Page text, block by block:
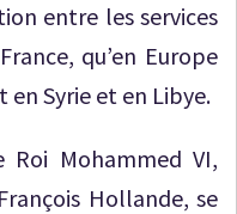
entre les services
qu’en Europe
en Syrie et en Libye.
Mohammed VI,
Hollande, se